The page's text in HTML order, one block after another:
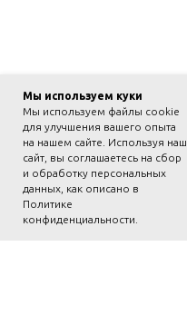
Мы используем куки
Мы используем файлы cookie
для улучшения вашего опыта
на нашем сайте. Используя наш
сайт, вы соглашаетесь на сбор
и обработку персональных
данных, как описано в
Политике
конфиденциальности.